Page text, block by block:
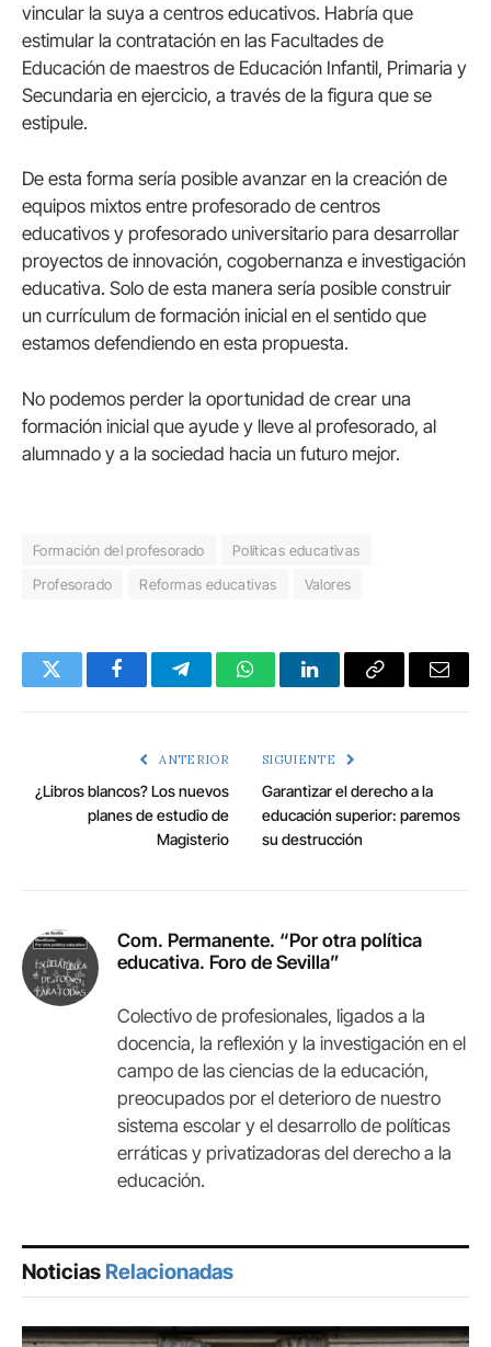
vincular la suya a centros educativos. Habría que
estimular la contratación en las Facultades de
Educación de maestros de Educación Infantil, Primaria y
Secundaria en ejercicio, a través de la figura que se
estipule.
De esta forma sería posible avanzar en la creación de
equipos mixtos entre profesorado de centros
educativos y profesorado universitario para desarrollar
proyectos de innovación, cogobernanza e investigación
educativa. Solo de esta manera sería posible construir
un currículum de formación inicial en el sentido que
estamos defendiendo en esta propuesta.
No podemos perder la oportunidad de crear una
formación inicial que ayude y lleve al profesorado, al
alumnado y a la sociedad hacia un futuro mejor.
Formación del profesorado
Políticas educativas
Profesorado
Reformas educativas Valores
Twitter FacebookTelegramWhatsAppLinkedInCopy
Email
ANTERIOR
¿Libros blancos? Los nuevos
planes de estudio de
Magisterio
SIGUIENTE
Garantizar el derecho a la
educación superior: paremos
su destrucción
Com. Permanente. “Por otra política
educativa. Foro de Sevilla”
Colectivo de profesionales, ligados a la
docencia, la reflexión y la investigación en el
campo de las ciencias de la educación,
preocupados por el deterioro de nuestro
sistema escolar y el desarrollo de políticas
erráticas y privatizadoras del derecho a la
educación.
Noticias Relacionadas